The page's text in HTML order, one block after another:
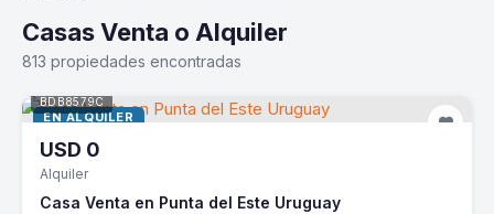
Casas Venta o Alquiler
813 propiedades encontradas
EN ALQUILER
BDB8579C
USD 0
Alquiler
Casa Venta en Punta del Este Uruguay